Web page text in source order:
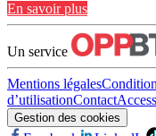
En savoir plus
Un service
Mentions légales
d’utilisationContact
Gestion des cookies